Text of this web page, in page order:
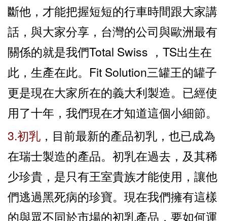
斷他，才能把握短短的行車時間跟大家講
話，與大家分享，台灣的公司與歐洲最有
關係的就是我們Total Swiss ，TS出生在
此，生產在此。Fit Solution三罐王的罐子
更是現在大家所在的義大利製造。已經使
用了十年，我們現在才知道這個小細節。
3.初乳 ，目前最新的產品初乳，也已成為
在瑞士製造的產品。初乳在過去，及其稀
少珍貴，是只有王室貴族才能使用，讓他
們逃過黑死病的珍寶。現在我們擁有這樣
的與眾不同於市場的初乳產品，要如何運